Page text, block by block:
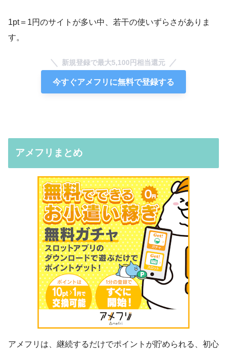
1pt＝1円のサイトが多い中、若干の使いずらさがありま
す。
新規登録で最大5,100円相当還元
今すぐアメフリに無料で登録する
アメフリまとめ
アメフリは、継続するだけでポイントが貯められる、初心